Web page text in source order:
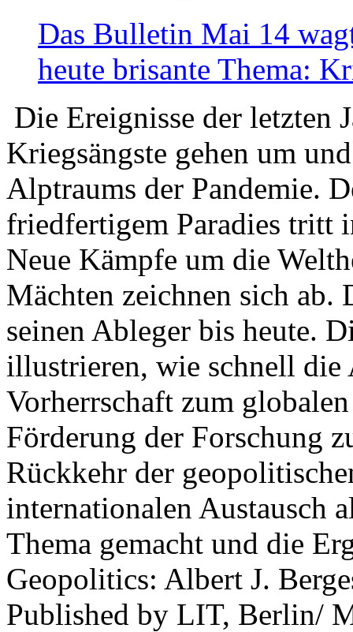
Das Bulletin Mai 14
heute brisante Thema:
Die Ereignisse der letzten
Kriegsängste gehen um
Alptraums der Pandemie.
friedfertigem Paradies tritt
Neue Kämpfe um die
Mächten zeichnen sich
seinen Ableger bis heute.
illustrieren, wie schnell die
Vorherrschaft zum
Förderung der Forschung
Rückkehr der
internationalen Austausch
Thema gemacht und die
Geopolitics: Albert J.
Published by LIT, Berlin/